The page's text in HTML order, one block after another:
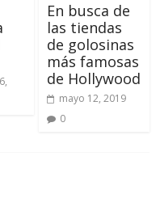
En busca de
las tiendas
de golosinas
más famosas
de Hollywood
mayo 12, 2019
0